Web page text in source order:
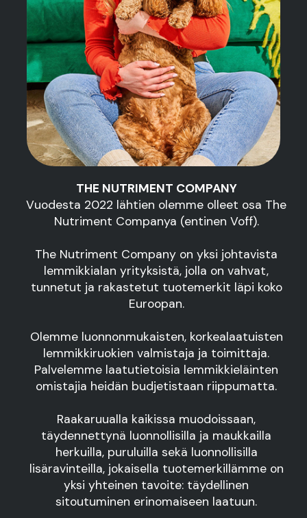
THE NUTRIMENT COMPANY
Vuodesta 2022 lähtien olemme olleet osa The
Nutriment Companya (entinen Voff).
The Nutriment Company on yksi johtavista
lemmikkialan yrityksistä, jolla on vahvat,
tunnetut ja rakastetut tuotemerkit läpi koko
Euroopan.
Olemme luonnonmukaisten, korkealaatuisten
lemmikkiruokien valmistaja ja toimittaja.
Palvelemme laatutietoisia lemmikkieläinten
omistajia heidän budjetistaan riippumatta.
Raakaruualla kaikissa muodoissaan,
täydennettynä luonnollisilla ja maukkailla
herkuilla, puruluilla sekä luonnollisilla
lisäravinteilla, jokaisella tuotemerkillämme on
yksi yhteinen tavoite: täydellinen
sitoutuminen erinomaiseen laatuun.